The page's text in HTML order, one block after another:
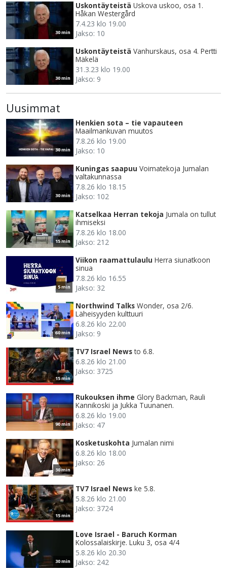
30 min
Uskontäyteistä Uskova uskoo, osa 1.
Håkan Westergård
7.4.23 klo 19.00
Jakso: 10
30 min
Uskontäyteistä Vanhurskaus, osa 4. Pertti
Mäkelä
31.3.23 klo 19.00
Jakso: 9
Uusimmat
30 min
Henkien sota – tie vapauteen
Maailmankuvan muutos
7.8.26 klo 19.00
Jakso: 10
30 min
Kuningas saapuu Voimatekoja Jumalan
valtakunnassa
7.8.26 klo 18.15
Jakso: 102
15 min
Katselkaa Herran tekoja Jumala on tullut
ihmiseksi
7.8.26 klo 18.00
Jakso: 212
5 min
Viikon raamattulaulu Herra siunatkoon
sinua
7.8.26 klo 16.55
Jakso: 32
60 min
Northwind Talks Wonder, osa 2/6.
Läheisyyden kulttuuri
6.8.26 klo 22.00
Jakso: 9
15 min
TV7 Israel News to 6.8.
6.8.26 klo 21.00
Jakso: 3725
90 min
Rukouksen ihme Glory Backman, Rauli
Kannikoski ja Jukka Tuunanen.
6.8.26 klo 19.00
Jakso: 47
30 min
Kosketuskohta Jumalan nimi
6.8.26 klo 18.00
Jakso: 26
15 min
TV7 Israel News ke 5.8.
5.8.26 klo 21.00
Jakso: 3724
30 min
Love Israel - Baruch Korman
Kolossalaiskirje. Luku 3, osa 4/4
5.8.26 klo 20.30
Jakso: 242